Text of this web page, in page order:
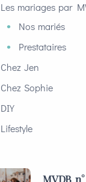
Les mariages par
Nos mariés
Prestataires
Chez Jen
Chez Sophie
DIY
Lifestyle
MVDB